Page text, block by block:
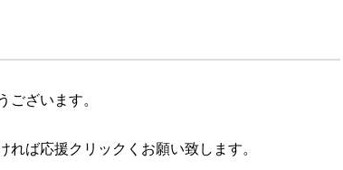
ございます。
ば応援クリックくお願い致します。